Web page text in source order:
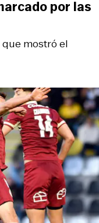
mostró el
por las